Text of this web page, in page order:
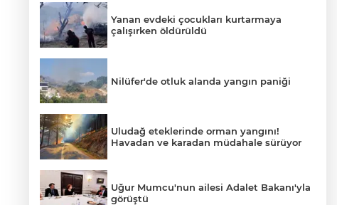
Yanan evdeki çocukları kurtarmaya
çalışırken öldürüldü
Nilüfer'de otluk alanda yangın paniği
Uludağ eteklerinde orman yangını!
Havadan ve karadan müdahale sürüyor
Uğur Mumcu'nun ailesi Adalet Bakanı'yla
görüştü